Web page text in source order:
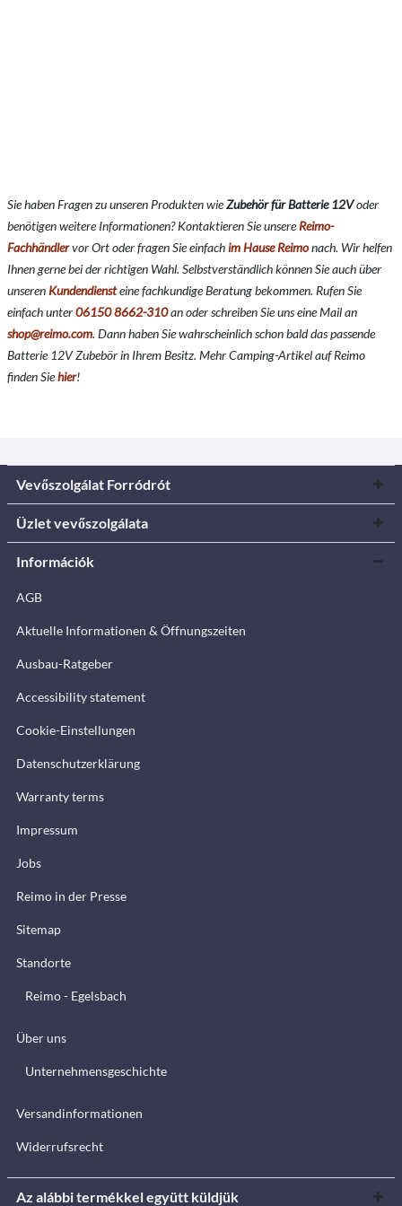
Sie haben Fragen zu unseren Produkten wieZubehör für Batterie 12Voder
benötigen weitere Informationen? Kontaktieren Sie unsereReimo-
Fachhändlervor Ort oder fragen Sie einfachim Hause Reimonach. Wir helfen
Ihnen gerne bei der richtigen Wahl. Selbstverständlich können Sie auch über
unseren Kundendiensteine fachkundige Beratung bekommen. Rufen Sie
einfach unter06150 8662-310an oder schreiben Sie uns eine Mail an
shop@reimo.com. Dann haben Sie wahrscheinlich schon bald das passende
Batterie 12V Zubebör in Ihrem Besitz. Mehr Camping-Artikel auf Reimo
finden Siehier!
Vevőszolgálat Forródrót
Üzlet vevőszolgálata
Információk
AGB
Aktuelle Informationen & Öffnungszeiten
Ausbau-Ratgeber
Accessibility statement
Cookie-Einstellungen
Datenschutzerklärung
Warranty terms
Impressum
Jobs
Reimo in der Presse
Sitemap
Standorte
Reimo - Egelsbach
Über uns
Unternehmensgeschichte
Versandinformationen
Widerrufsrecht
Az alábbi termékkel együtt küldjük